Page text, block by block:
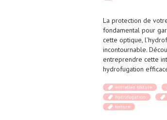
La protection de
fondamental pour
cette optique,
incontournable.
entreprendre cette
hydrofugation
entretien toiture
hydrofugation
toiture